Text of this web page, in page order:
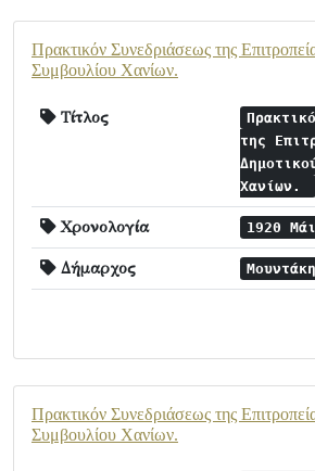
Πρακτικόν Συνεδριάσεως της
Συμβουλίου Χανίων.
Τίτλος
της
Χανίων.
Χρονολογία 1920
Δήμαρχος
Πρακτικόν Συνεδριάσεως της
Συμβουλίου Χανίων.